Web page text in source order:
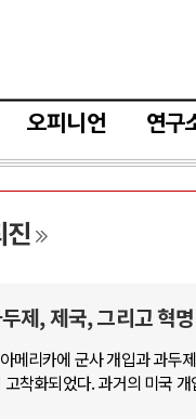
오피니언 연구
진
제, 제국, 그리고 혁명
메리카에 군사 개입과 과두
고착화되었다. 과거의 미국